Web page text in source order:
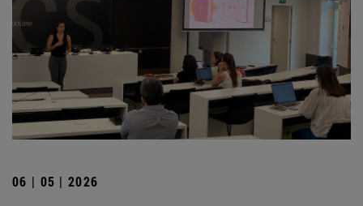
06 | 05 | 2026